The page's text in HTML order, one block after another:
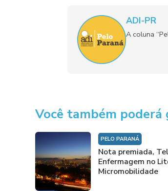
ADI-PR
A coluna
Você também poderá
PELO PARANÁ
Nota premiada,
Enfermagem no
Micromobilidade